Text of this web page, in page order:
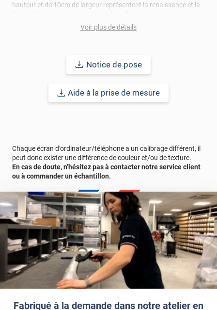
Fabriqué à la demande dans notre atelier en
hauteur et de 10cm de largeur représentent la renaissance et la
facilement sur la surface vitrée et peut être retiré sans laisser de
résidus, permettant ainsi une décoration éphémère et
Pour une pose optimale, il est recommandé de nettoyer
soigneusement la surface de la paroi vitrée avant l'application du
film, afin d'assurer une adhérence optimale et d'éviter la
Le terme "laize" est équivalent à la hauteur.
Référence produit :PERSOEGGSFV
Voir plus de détails
Notice de pose
Aide à la prise de mesure
Chaque écran d’ordinateur/téléphone a un calibrage différent, il
peut donc exister une différence de couleur et/ou de texture.
En cas de doute, n’hésitez pas à contacter notre service client
ou à commander un échantillon.